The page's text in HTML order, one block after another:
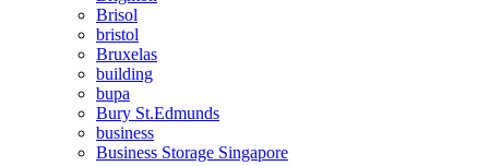
Brisol
bristol
Bruxelas
building
bupa
Bury St.Edmunds
business
Business Storage Singapore